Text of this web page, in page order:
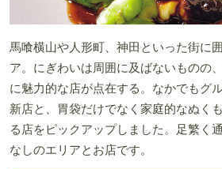
馬喰横山や人形町、神田といった街に
ア。にぎわいは周囲に及ばないものの
に魅力的な店が点在する。なかでもグ
新店と、胃袋だけでなく家庭的なぬく
る店をピックアップしました。足繁く
なしのエリアとお店です。